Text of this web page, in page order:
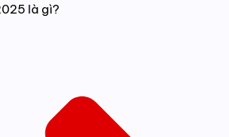
là gì?